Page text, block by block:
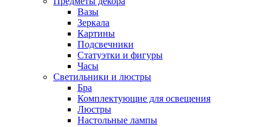
Вазы
Зеркала
Картины
Подсвечники
Статуэтки и фигуры
Часы
Светильники и люстры
Бра
Комплектующие для освещения
Люстры
Настольные лампы